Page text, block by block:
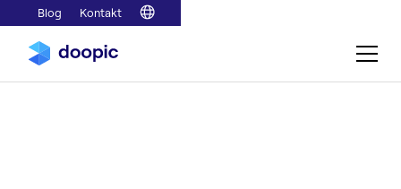
Blog Kontakt